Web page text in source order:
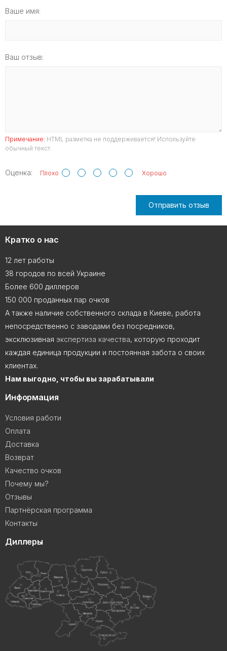
Ваше имя:
Ваш отзыв:
Примечание: HTML разметка не поддерживается! Используйте
обычный текст.
Оценка: Плохо Хорошо
Отправить отзыв
Кратко о нас
12 лет работы
38 городов по всей Украине
Более 600 диллеров
150 000 проданных пар очков
А также наличие собственного склада в Киеве, работа
непосредственно с заводами без посредников,
эксклюзивная экспертиза качества, которую проходит
каждая единица продукции и постоянная забота о своих
клиентах.
Нам выгодно, чтобы вы зарабатывали
Информация
Условия работи
Оплата
Доставка
Возврат
Качество очков
Почему мы?
Отзывы
Партнёрская программа
Контакты
Диллеры